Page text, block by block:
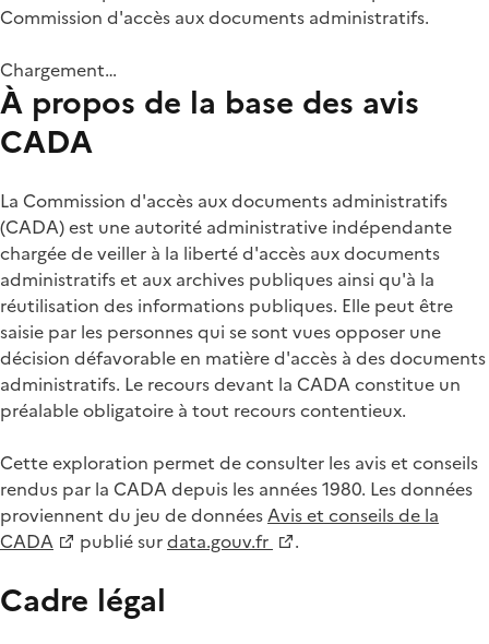
Commission d'accès aux documents administratifs.
Chargement…
À propos de la base des avis
CADA
La Commission d'accès aux documents administratifs
(CADA) est une autorité administrative indépendante
chargée de veiller à la liberté d'accès aux documents
administratifs et aux archives publiques ainsi qu'à la
réutilisation des informations publiques. Elle peut être
saisie par les personnes qui se sont vues opposer une
décision défavorable en matière d'accès à des documents
administratifs. Le recours devant la CADA constitue un
préalable obligatoire à tout recours contentieux.
Cette exploration permet de consulter les avis et conseils
rendus par la CADA depuis les années 1980. Les données
proviennent du jeu de donnéesAvis et conseils de la
CADA
publié surdata.gouv.fr .
Cadre légal